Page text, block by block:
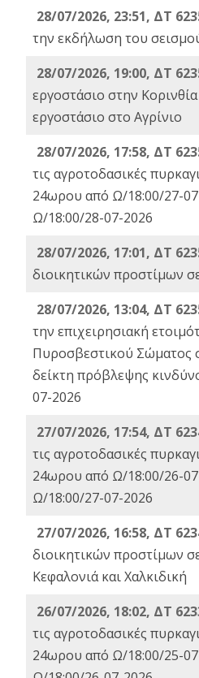
28/07/2026, 23:51, ΔΤ
την εκδήλωση του
28/07/2026, 19:00, ΔΤ
εργοστάσιο στην
εργοστάσιο στο Αγρίνιο
28/07/2026, 17:58, ΔΤ
τις αγροτοδασικές
24ωρου από Ω/18:00/27-
Ω/18:00/28-07-2026
28/07/2026, 17:01, ΔΤ
διοικητικών προστίμων
28/07/2026, 13:04, ΔΤ
την επιχειρησιακή
Πυροσβεστικού Σώματος
δείκτη πρόβλεψης
07-2026
27/07/2026, 17:54, ΔΤ
τις αγροτοδασικές
24ωρου από Ω/18:00/26-
Ω/18:00/27-07-2026
27/07/2026, 16:58, ΔΤ
διοικητικών προστίμων
Κεφαλονιά και Χαλκιδική
26/07/2026, 18:02, ΔΤ
τις αγροτοδασικές
24ωρου από Ω/18:00/25-